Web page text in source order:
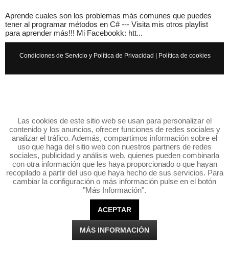
Aprende cuales son los problemas más comunes que puedes
tener al programar métodos en C# --- Visita mis otros playlist
para aprender más!!! Mi Facebookk: htt...
Condiciones de Servicio y Política de Privacidad | Política de cookies
Las cookies de este sitio web se usan para personalizar el
contenido y los anuncios, ofrecer funciones de redes sociales y
analizar el tráfico. Además, compartimos información sobre el
uso que haga del sitio web con nuestros partners de redes
sociales, publicidad y análisis web, quienes pueden combinarla
con otra información que les haya proporcionado o que hayan
recopilado a partir del uso que haya hecho de sus servicios. Para
cambiar la configuración o más información pulse en el botón
"Más Información".
ACEPTAR
MÁS INFORMACIÓN